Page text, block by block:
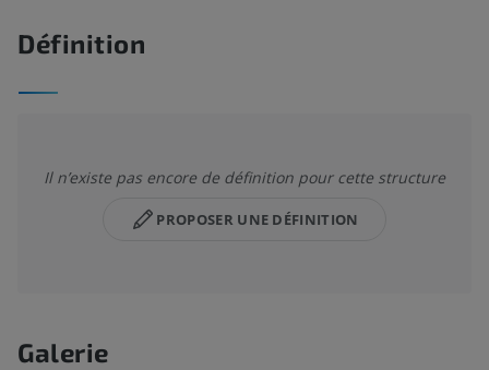
Définition
Il n’existe pas encore de définition pour cette structure
PROPOSER UNE DÉFINITION
Galerie